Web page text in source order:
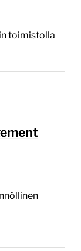
toimistolla